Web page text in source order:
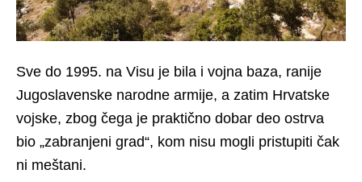
Sve do 1995. na Visu je bila i vojna baza, ranije
Jugoslavenske narodne armije, a zatim Hrvatske
vojske, zbog čega je praktično dobar deo ostrva
bio „zabranjeni grad“, kom nisu mogli pristupiti čak
ni meštani.